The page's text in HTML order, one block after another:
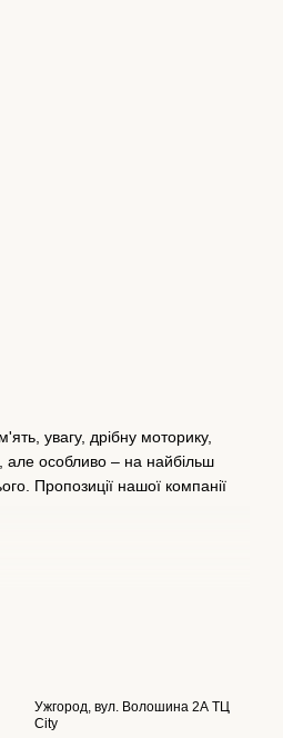
увагу, дрібну моторику,
але особливо – на найбільш
Пропозиції нашої компанії
розвивальні килимки та
Ужгород, вул. Волошина 2А ТЦ
City